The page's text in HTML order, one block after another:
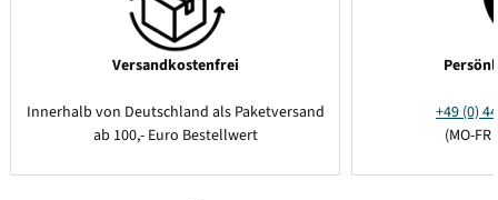
Versandkostenfrei
Innerhalb von Deutschland als Paketversand
ab 100,- Euro Bestellwert
+49 (0)
(MO-